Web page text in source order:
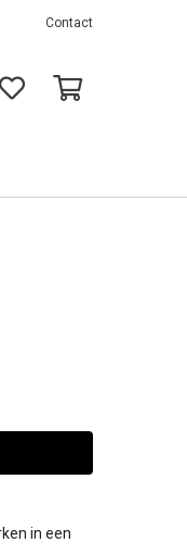
Contact
in een